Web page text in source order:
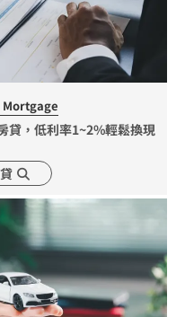
Mortgage
貸，低利率1~2%輕鬆換現